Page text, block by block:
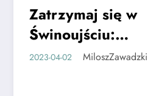
CIEKAWE
Zatrzymaj się w
Świnoujściu:
Wyjątkowe noclegi,
2023-04-02 MiloszZawadzki